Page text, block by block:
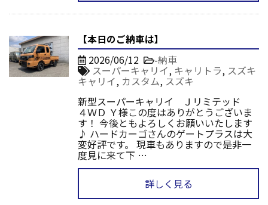
【本日のご納車は】
2026/06/12 -納車
スーパーキャリイ, キャリトラ, スズキ
キャリイ, カスタム, スズキ
新型スーパーキャリイ Ｊリミテッド
４ＷＤ Ｙ様この度はありがとうございま
す！ 今後ともよろしくお願いいたします
♪ ハードカーゴさんのゲートプラスは大
変好評です。 現車もありますので是非一
度見に来て下 …
詳しく見る